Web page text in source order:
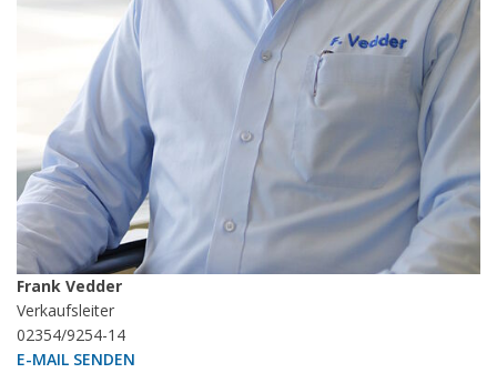
Frank Vedder
Verkaufsleiter
02354/9254-14
E-MAIL SENDEN